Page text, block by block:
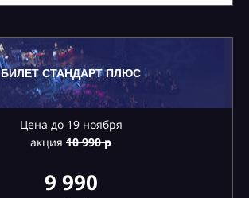
БИЛЕТ СТАНДАРТ ПЛЮС
Цена до 19 ноября
акция 10990 р
9 990